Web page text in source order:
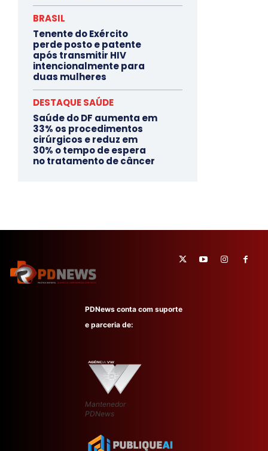
BRASIL
Tenente do Exército
perde posto e patente
após transmitir HIV
intencionalmente para
duas mulheres
DESTAQUE SAÚDE
Saúde do DF aumenta em
33% os procedimentos
cirúrgicos e reduz em
30% o tempo de espera
no tratamento de câncer
PDNews conta com suporte
e parceria de:
Mantenedor
PDNews